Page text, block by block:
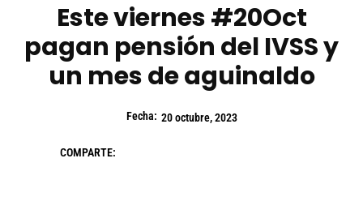
Este viernes #20Oct
pagan pensión del IVSS y
un mes de aguinaldo
Fecha: 20 octubre, 2023
COMPARTE: